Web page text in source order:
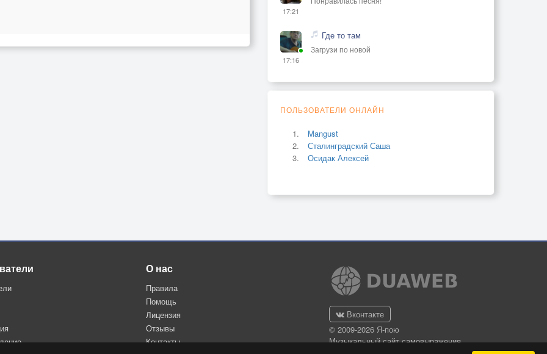
17:21
17:16
Где то там
Загрузи по новой
ПОЛЬЗОВАТЕЛИ ОНЛАЙН
Mangust
Сталинградский Саша
Осидак Алексей
О нас
Правила
Помощь
Лицензия
Отзывы
Контакты
Вконтакте
© 2009-2026 Я-пою
Музыкальный сайт самовыражения